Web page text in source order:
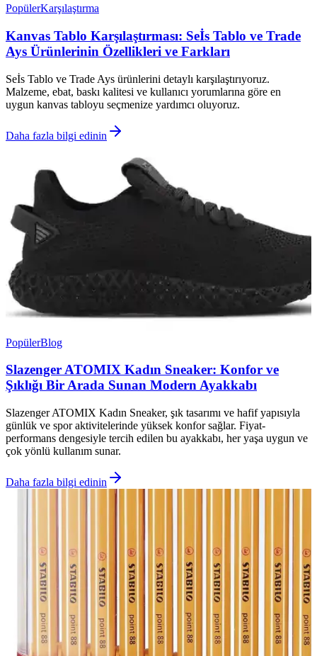
PopülerKarşılaştırma
Kanvas Tablo Karşılaştırması: Seİs Tablo ve Trade
Ays Ürünlerinin Özellikleri ve Farkları
Seİs Tablo ve Trade Ays ürünlerini detaylı karşılaştırıyoruz.
Malzeme, ebat, baskı kalitesi ve kullanıcı yorumlarına göre en
uygun kanvas tabloyu seçmenize yardımcı oluyoruz.
Daha fazla bilgi edinin
PopülerBlog
Slazenger ATOMIX Kadın Sneaker: Konfor ve
Şıklığı Bir Arada Sunan Modern Ayakkabı
Slazenger ATOMIX Kadın Sneaker, şık tasarımı ve hafif yapısıyla
günlük ve spor aktivitelerinde yüksek konfor sağlar. Fiyat-
performans dengesiyle tercih edilen bu ayakkabı, her yaşa uygun ve
çok yönlü kullanım sunar.
Daha fazla bilgi edinin